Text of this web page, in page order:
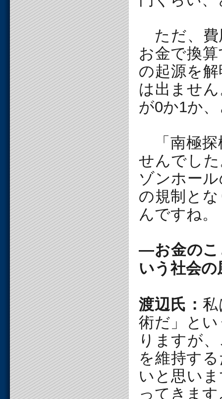
ただ、費
お金で換
の起源を
は出ませ
が0か1か
「南極探
せんでし
ゾンホー
の規制と
んですね。
―お金のこ
いう社会
渡辺氏：
術だ」と
りますが
を維持す
いと思い
ってきます